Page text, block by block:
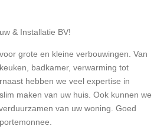
& Installatie BV!
grote en kleine verbouwingen. Van
badkamer, verwarming tot
hebben we veel expertise in
maken van uw huis. Ook kunnen we
van uw woning. Goed